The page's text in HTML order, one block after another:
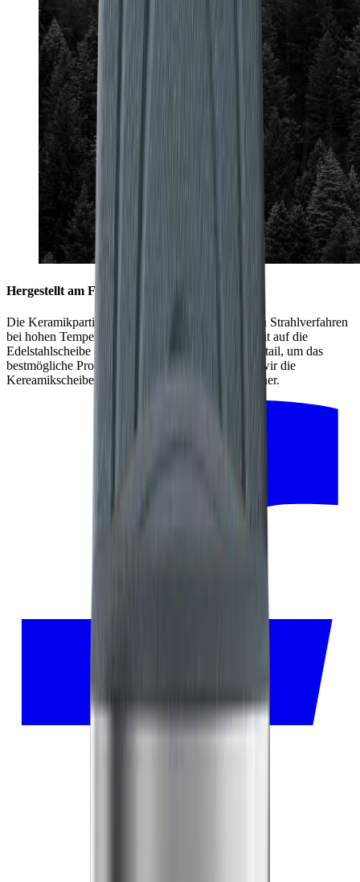
Hergestellt am Fuße des Schwarzwalds
Die Keramikpartikel werden in einem aufwendigen Strahlverfahren
bei hohen Temperaturen mit hoher Geschwindigkeit auf die
Edelstahlscheibe aufgebracht. Dabei zählt jedes Detail, um das
bestmögliche Produkt zu fertigen. Deshalb stellen wir die
Kereamikscheibe mit unseren regionalen Partnern her.